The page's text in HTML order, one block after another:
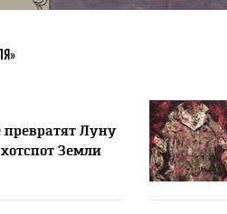
Луну
Земли